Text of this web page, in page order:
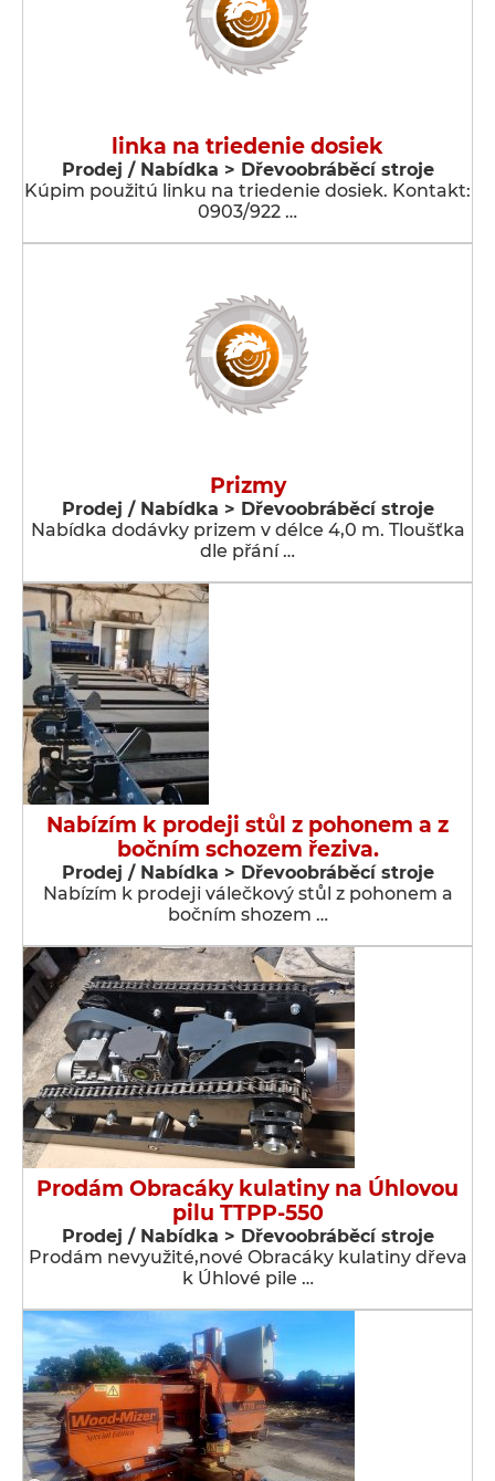
linka na triedenie dosiek
Prodej / Nabídka > Dřevoobráběcí stroje
Kúpim použitú linku na triedenie dosiek. Kontakt:
0903/922 …
Prizmy
Prodej / Nabídka > Dřevoobráběcí stroje
Nabídka dodávky prizem v délce 4,0 m. Tloušťka
dle přání …
Nabízím k prodeji stůl z pohonem a z
bočním schozem řeziva.
Prodej / Nabídka > Dřevoobráběcí stroje
Nabízím k prodeji válečkový stůl z pohonem a
bočním shozem …
Prodám Obracáky kulatiny na Úhlovou
pilu TTPP-550
Prodej / Nabídka > Dřevoobráběcí stroje
Prodám nevyužité,nové Obracáky kulatiny dřeva
k Úhlové pile …